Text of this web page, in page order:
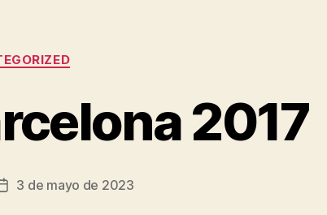
Categorías
2017
Fecha3 de mayo de 2023